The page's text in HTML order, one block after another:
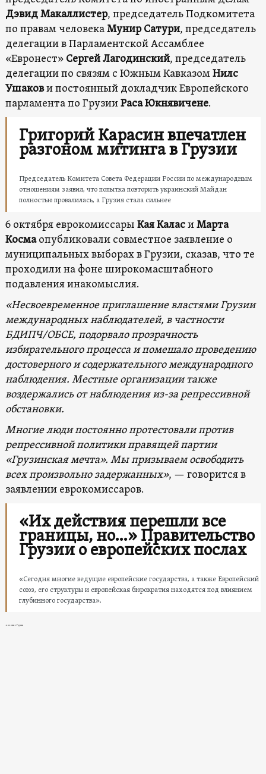
Дэвид Макаллистер, председатель Подкомитета
по правам человекаМунир Сатури, председатель
делегации в Парламентской Ассамблее
«Евронест» Сергей Лагодинский, председатель
делегации по связям с Южным КавказомНилс
Ушакови постоянный докладчик Европейского
парламента по ГрузииРаса Юкнявичене.
Григорий Карасин впечатлен
разгоном митинга в Грузии
Председатель Комитета Совета Федерации России по международным
отношениям заявил, что попытка повторить украинский Майдан
полностью провалилась, а Грузия стала сильнее
6 октября еврокомиссары Кая КаласиМарта
Космаопубликовали совместное заявление о
муниципальных выборах в Грузии, сказав, что те
проходили на фоне широкомасштабного
подавления инакомыслия.
«Несвоевременное приглашение властями Грузии
международных наблюдателей, в частности
БДИПЧ/ОБСЕ, подорвало прозрачность
избирательного процесса и помешало проведению
достоверного и содержательного международного
наблюдения. Местные организации также
воздержались от наблюдения из-за репрессивной
обстановки.
Многие люди постоянно протестовали против
репрессивной политики правящей партии
«Грузинская мечта». Мы призываем освободить
всех произвольно задержанных», — говорится в
заявлении еврокомиссаров.
«Их действия перешли все
границы, но…» Правительство
Грузии о европейских послах
«Сегодня многие ведущие европейские государства, а также Европейский
союз, его структуры и европейская бюрократия находятся под влиянием
глубинного государства».
новости в Грузии